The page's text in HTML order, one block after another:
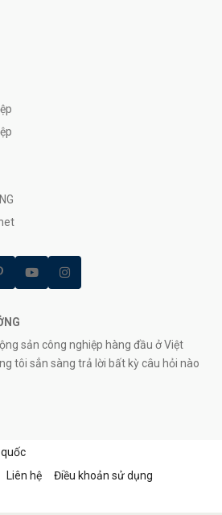
sản công nghiệp hàng đầu ở Việt
tôi sẳn sàng trả lời bất kỳ câu hỏi nào
Liên hệ
Điều khoản sử dụng